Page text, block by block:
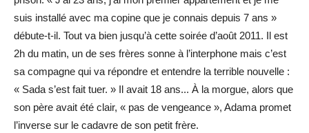
suis installé avec ma copine que je connais depuis 7 ans »
débute-t-il. Tout va bien jusqu’à cette soirée d’août 2011. Il est
2h du matin, un de ses frères sonne à l’interphone mais c’est
sa compagne qui va répondre et entendre la terrible nouvelle :
« Sada s’est fait tuer. » Il avait 18 ans... À la morgue, alors que
son père avait été clair, « pas de vengeance », Adama promet
l’inverse sur le cadavre de son petit frère.